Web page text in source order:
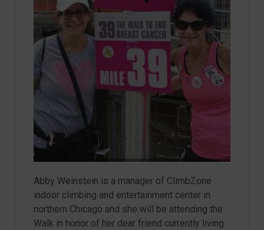
Abby Weinstein is a manager of ClimbZone
indoor climbing and entertainment center in
northern Chicago and she will be attending the
Walk in honor of her dear friend currently living